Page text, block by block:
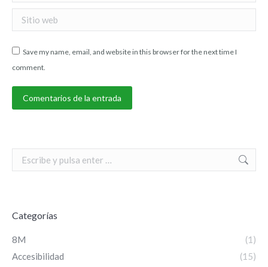
Sitio web
Save my name, email, and website in this browser for the next time I
comment.
Comentarios de la entrada
Search:
Categorías
8M
(1)
Accesibilidad
(15)